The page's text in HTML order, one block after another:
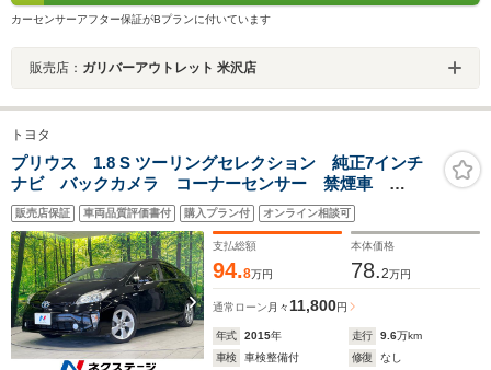
カーセンサーアフター保証がBプランに付いています
販売店： ガリバーアウトレット 米沢店
トヨタ
プリウス 1.8 S ツーリングセレクション 純正7インチ
ナビ バックカメラ コーナーセンサー 禁煙車
ETC スマートキー LEDヘッドライト シートリフタ
ー 純正17インチホイール フルセグTV
販売店保証 車両品質評価書付 購入プラン付 オンライン相談可
支払総額
94.8万円
本体価格
78.2万円
通常ローン 月々 11,800円
年式 2015年 走行 9.6万km
車検
車検整備付 修復
なし